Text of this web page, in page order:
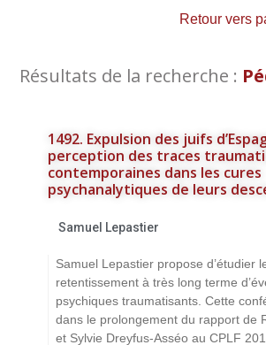
Retour vers
Résultats de la recherche :
1492. Expulsion des juifs
perception des traces
contemporaines dans les cures
psychanalytiques de leurs
Samuel Lepastier
Samuel Lepastier propose d’étudier
retentissement à très long terme
psychiques traumatisants. Cette
dans le prolongement du rapport de
et Sylvie Dreyfus-Asséo au CPLF